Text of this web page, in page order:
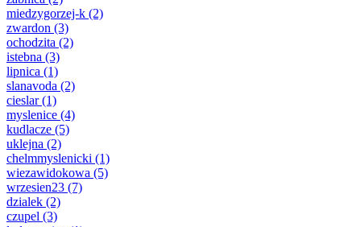
miedzygorzej-k (2)
zwardon (3)
ochodzita (2)
istebna (3)
lipnica (1)
slanavoda (2)
cieslar(1)
myslenice (4)
kudlacze (5)
uklejna (2)
chelmmyslenicki (1)
wiezawidokowa (5)
wrzesien23 (7)
dzialek (2)
czupel (3)